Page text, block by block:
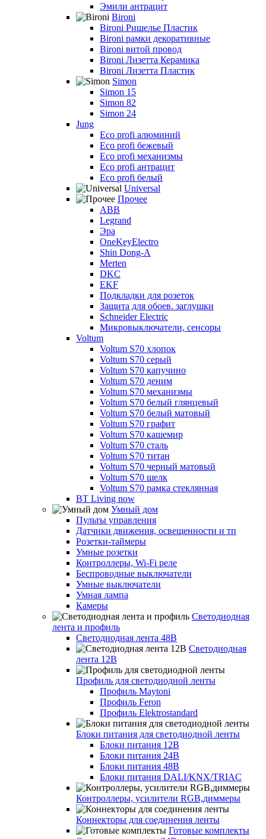
Эмили антрацит
Bironi
Bironi Ришелье Пластик
Bironi рамки декоративные
Bironi витой провод
Bironi Лизетта Керамика
Bironi Лизетта Пластик
Simon
Simon 15
Simon 82
Simon 24
Jung
Eco profi алюминий
Eco profi бежевый
Eco profi механизмы
Eco profi антрацит
Eco profi белый
Universal
Прочее
ABB
Legrand
Эра
OneKeyElectro
Shin Dong-A
Merten
DKC
EKF
Подкладки для розеток
Защита для обоев. заглушки
Schneider Electric
Микровыключатели, сенсоры
Voltum
Voltum S70 хлопок
Voltum S70 серый
Voltum S70 капучино
Voltum S70 деним
Voltum S70 механизмы
Voltum S70 белый глянцевый
Voltum S70 белый матовый
Voltum S70 графит
Voltum S70 кашемир
Voltum S70 сталь
Voltum S70 титан
Voltum S70 черный матовый
Voltum S70 шелк
Voltum S70 рамка стеклянная
BT Living now
Умный дом
Пульты управления
Датчики движения, освещенности и тп
Розетки-таймеры
Умные розетки
Контроллеры, Wi-Fi реле
Беспроводные выключатели
Умные выключатели
Умная лампа
Камеры
Светодиодная
лента и профиль
Светодиодная лента 48В
Светодиодная
лента 12В
Профиль для светодиодной ленты
Профиль Maytoni
Профиль Feron
Профиль Elektrostandard
Блоки питания для светодиодной ленты
Блоки питания 12В
Блоки питания 24В
Блоки питания 48В
Блоки питания DALI/KNX/TRIAC
Контроллеры, усилители RGB,диммеры
Коннекторы для соединения ленты
Готовые комплекты